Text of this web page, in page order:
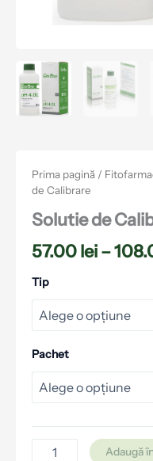
Prima pagină /
de Calibrare
Solutie de
57.00lei–
Tip
Pachet
Adaugă